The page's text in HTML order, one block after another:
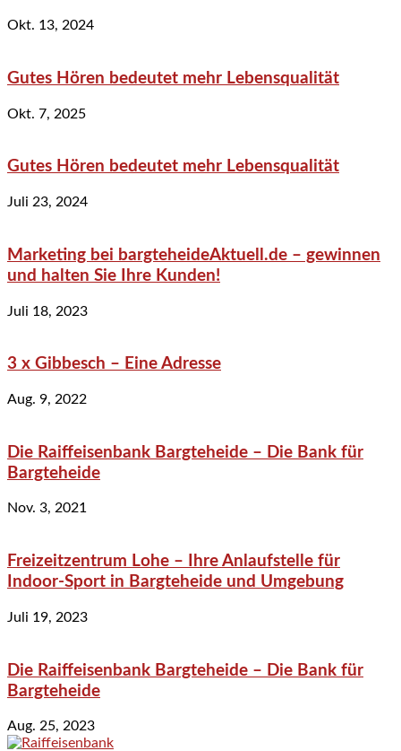
Okt. 13, 2024
Gutes Hören bedeutet mehr Lebensqualität
Okt. 7, 2025
Gutes Hören bedeutet mehr Lebensqualität
Juli 23, 2024
Marketing bei bargteheideAktuell.de – gewinnen
und halten Sie Ihre Kunden!
Juli 18, 2023
3 x Gibbesch – Eine Adresse
Aug. 9, 2022
Die Raiffeisenbank Bargteheide – Die Bank für
Bargteheide
Nov. 3, 2021
Freizeitzentrum Lohe – Ihre Anlaufstelle für
Indoor-Sport in Bargteheide und Umgebung
Juli 19, 2023
Die Raiffeisenbank Bargteheide – Die Bank für
Bargteheide
Aug. 25, 2023